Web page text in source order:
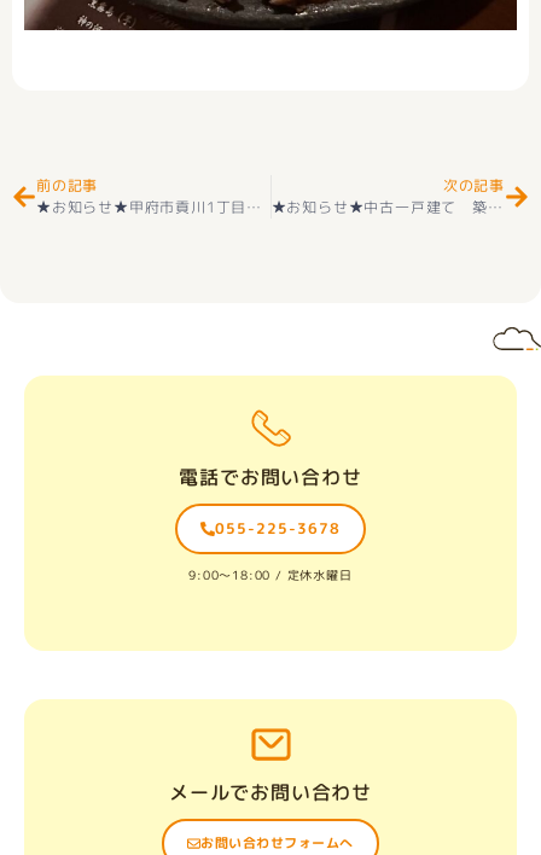
前の記事
★お知らせ★甲府市貢川1丁目 住宅用地 好評販売中です(^_-)-☆
次の記事
★お知らせ★中古一戸建て 築浅 【ZEH住宅】南アルプス市桃園 2階建 ５SLDK 築3年の物件 好評販売中(^^♪ – [Cloned #46789]
電話でお問い合わせ
055-225-3678
9:00〜18:00 / 定休水曜日
メールでお問い合わせ
お問い合わせフォームへ